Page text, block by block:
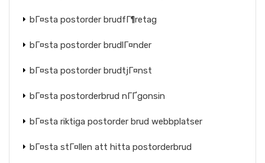
bГ¤sta postorder brudfГ¶retag
bГ¤sta postorder brudlГ¤nder
bГ¤sta postorder brudtjГ¤nst
bГ¤sta postorderbrud nГҐgonsin
bГ¤sta riktiga postorder brud webbplatser
bГ¤sta stГ¤llen att hitta postorderbrud